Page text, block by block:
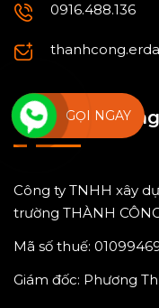
0916.488.136
Thông tin
Công ty TNHH xây
trường THÀNH
Mã số thuế:
Giám đốc: Phương
GỌI NGAY